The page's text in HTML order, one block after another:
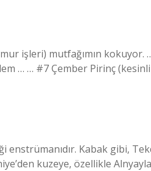
işleri) mutfağımın kokuyor.
… … #7 Çember Pirinç
enstrümanıdır. Kabak gibi,
kuzeye, özellikle